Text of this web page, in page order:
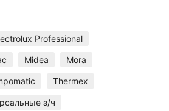
Professional
Midea Mora
Thermex
з/ч